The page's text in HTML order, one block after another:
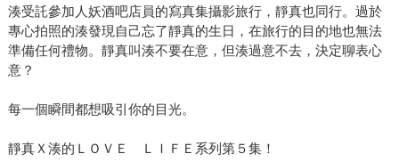
湊受託參加人妖酒吧店員的寫真集攝影旅行，靜真也同行。過於
專心拍照的湊發現自己忘了靜真的生日，在旅行的目的地也無法
準備任何禮物。靜真叫湊不要在意，但湊過意不去，決定聊表心
意？
每一個瞬間都想吸引你的目光。
靜真Ｘ湊的ＬＯＶＥ ＬＩＦＥ系列第５集！